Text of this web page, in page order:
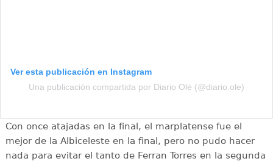
Ver esta publicación en Instagram
Una publicación compartida por Diario Olé (@diario.ole)
Con once atajadas en la final, el marplatense fue el
mejor de la Albiceleste en la final, pero no pudo hacer
nada para evitar el tanto de Ferran Torres en la segunda